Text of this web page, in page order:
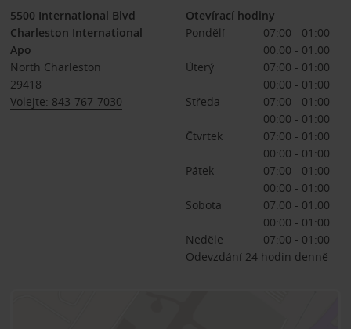
5500 International Blvd
Charleston International
Apo
North Charleston
29418
Volejte: 843-767-7030
Otevírací hodiny
Pondělí
07:00 - 01:00
00:00 - 01:00
Úterý
07:00 - 01:00
00:00 - 01:00
Středa
07:00 - 01:00
00:00 - 01:00
Čtvrtek
07:00 - 01:00
00:00 - 01:00
Pátek
07:00 - 01:00
00:00 - 01:00
Sobota
07:00 - 01:00
00:00 - 01:00
Neděle
07:00 - 01:00
Odevzdání 24 hodin denně